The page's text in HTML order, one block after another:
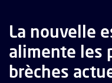
La nouvelle
alimente les
brèches